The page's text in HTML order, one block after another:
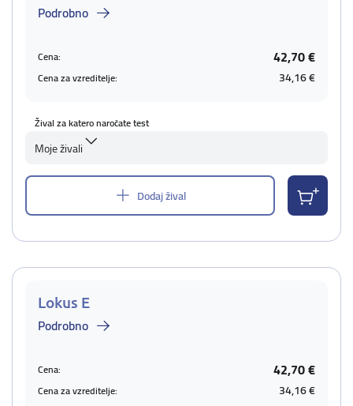
Podrobno
Cena: 42,70 €
Cena za vzreditelje: 34,16 €
Žival za katero naročate test
Moje živali
Dodaj žival
Lokus E
Podrobno
Cena: 42,70 €
Cena za vzreditelje: 34,16 €